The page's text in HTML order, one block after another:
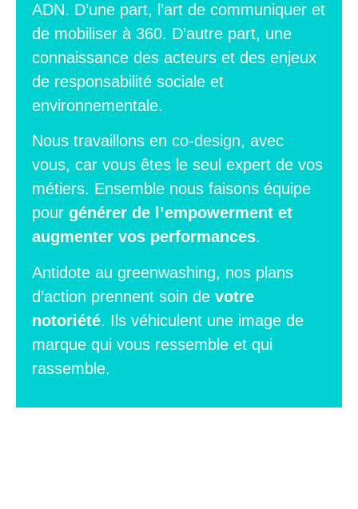
ADN. D’une part, l’art de communiquer et
de mobiliser à 360. D’autre part, une
connaissance des acteurs et des enjeux
de responsabilité sociale et
environnementale.
Nous travaillons enco-design, avec
vous, car vous êtes le seul expert de vos
métiers. Ensemble nous faisons équipe
pourgénérer de l’empowerment et
augmenter vos performances.
Antidote au greenwashing, nos plans
d’action prennent soin devotre
notoriété. Ils véhiculent une image de
marque qui vous ressemble et qui
rassemble.